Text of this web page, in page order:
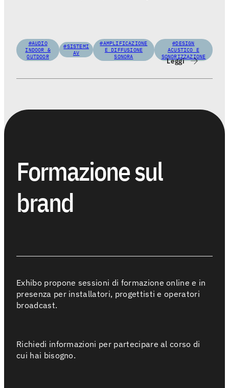
#AUDIO
INDOOR &
OUTDOOR
#SISTEMI
AV
#AMPLIFICAZIONE
E DIFFUSIONE
SONORA
#DESIGN
ACUSTICO E
SONORIZZAZIONE
Leggi
Formazione sul
brand
Exhibo propone sessioni di formazione online e in
presenza per installatori, progettisti e operatori
broadcast.
Richiedi informazioni per partecipare al corso di
cui hai bisogno.